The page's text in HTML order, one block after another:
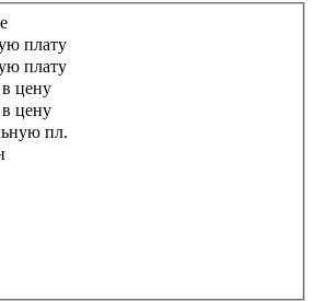
плату
плату
цену
цену
пл.